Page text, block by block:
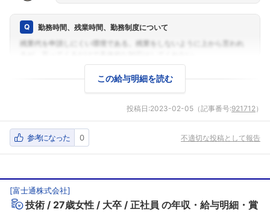
勤務時間、残業時間、勤務制度について
この給与明細を読む
投稿日:2023-02-05 （記事番号:921712 ）
参考になった 0 不適切な投稿として報告
[富士通株式会社]
技術 27歳女性 大卒 正社員 の年収・給与明細・賞